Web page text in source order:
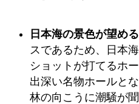
日本海の景色が望め
スであるため、日本
ショットが打てるホ
出深い名物ホールと
林の向こうに潮騒が